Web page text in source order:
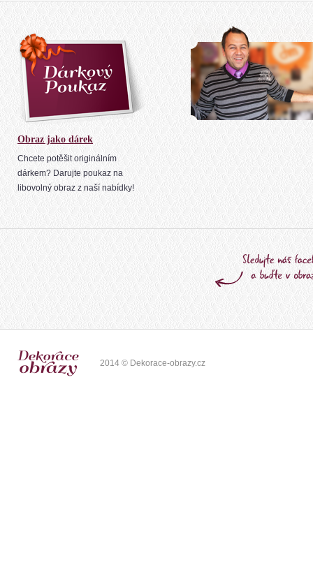
Obraz jako dárek
Chcete potěšit originálním
dárkem? Darujte poukaz na
libovolný obraz z naší nabídky!
2014 © Dekorace-obrazy.cz